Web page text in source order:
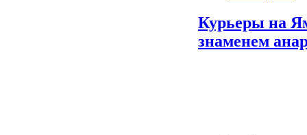
Курьеры на
знаменем